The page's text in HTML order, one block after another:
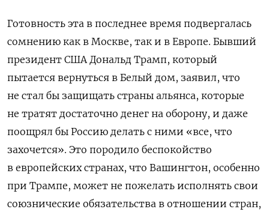
Готовность эта в последнее время подвергалась
сомнению как в Москве, так и в Европе. Бывший
президент США Дональд Трамп, который
пытается вернуться в Белый дом, заявил, что
не стал бы защищать страны альянса, которые
не тратят достаточно денег на оборону, и даже
поощрял бы Россию делать с ними «все, что
захочется». Это породило беспокойство
в европейских странах, что Вашингтон, особенно
при Трампе, может не пожелать исполнять свои
союзнические обязательства в отношении стран,